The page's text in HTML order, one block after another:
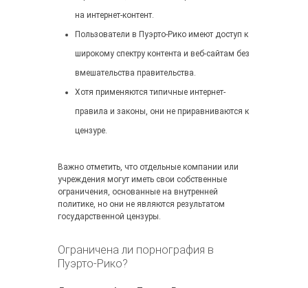
на интернет-контент.
Пользователи в Пуэрто-Рико имеют доступ к
широкому спектру контента и веб-сайтам без
вмешательства правительства.
Хотя применяются типичные интернет-
правила и законы, они не приравниваются к
цензуре.
Важно отметить, что отдельные компании или
учреждения могут иметь свои собственные
ограничения, основанные на внутренней
политике, но они не являются результатом
государственной цензуры.
Ограничена ли порнография в
Пуэрто-Рико?